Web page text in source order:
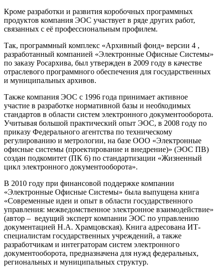
Кроме разработки и развития коробочных программных
продуктов компания ЭОС участвует в ряде других работ,
связанных с её профессиональным профилем.
Так, программный комплекс «Архивный фонд» версии 4 ,
разработанный компанией «Электронные Офисные Системы»
по заказу Росархива, был утвержден в 2009 году в качестве
отраслевого программного обеспечения для государственных
и муниципальных архивов.
Также компания ЭОС с 1996 года принимает активное
участие в разработке нормативной базы и необходимых
стандартов в области систем электронного документооборота.
Учитывая большой практический опыт ЭОС, в 2008 году по
приказу Федерального агентства по техническому
регулированию и метрологии, на базе ООО «Электронные
офисные системы (проектирование и внедрение)» (ЭОС ПВ)
создан подкомитет (ПК 6) по стандартизации «Жизненный
цикл электронного документооборота».
В 2010 году при финансовой поддержке компании
«Электронные Офисные Системы» была выпущена книга
«Современные идеи и опыт в области государственного
управления: межведомственное электронное взаимодействие»
(автор – ведущий эксперт компании ЭОС по управлению
документацией Н.А. Храмцовская). Книга адресована ИТ-
специалистам государственных учреждений, а также
разработчикам и интеграторам систем электронного
документооборота, предназначена для нужд федеральных,
региональных и муниципальных структур.